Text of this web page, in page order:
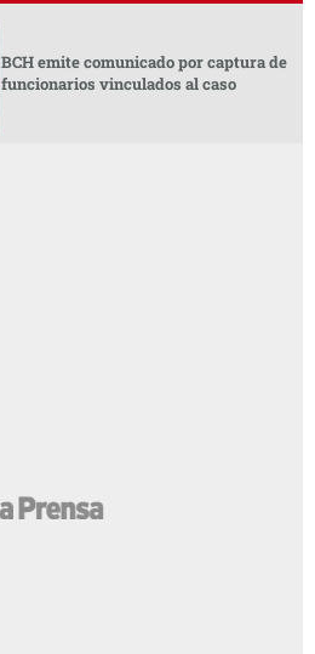
BCH emite comunicado por captura de
funcionarios vinculados al caso